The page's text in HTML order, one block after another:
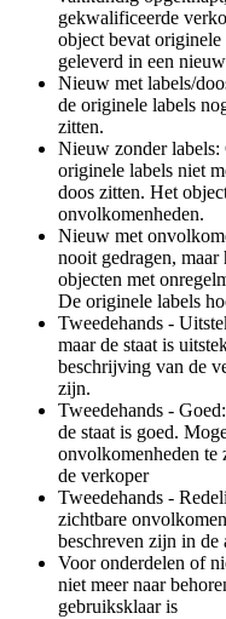
gekwalificeerde
object bevat
geleverd in een
Nieuw met labels/
de originele labels
zitten.
Nieuw zonder labels:
originele labels niet
doos zitten. Het
onvolkomenheden.
Nieuw met
nooit gedragen,
objecten met
De originele labels
Tweedehands -
maar de staat is
beschrijving van de
zijn.
Tweedehands -
de staat is goed.
onvolkomenheden te
de verkoper
Tweedehands -
zichtbare
beschreven zijn in de
Voor onderdelen of
niet meer naar
gebruiksklaar is